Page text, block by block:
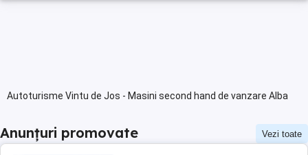
Autoturisme Vintu de Jos - Masini second hand de vanzare Alba
Anunțuri promovate Vezi toate